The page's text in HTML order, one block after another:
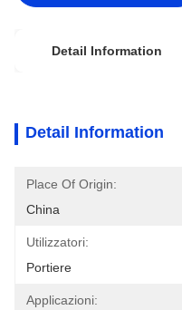
Detail Information
Detail Information
Place Of Origin:
China
Utilizzatori:
Portiere
Applicazioni: